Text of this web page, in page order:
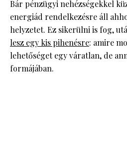
Bár pénzügyi nehézségekkel
energiád rendelkezésre áll
helyzetet. Ez sikerülni is fog,
lesz egy kis pihenésre: amire
lehetőséget egy váratlan, de
formájában.